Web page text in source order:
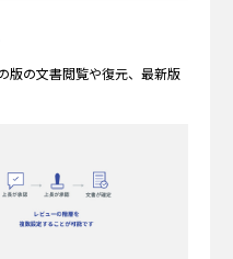
版の⽂書閲覧や復元、最新版